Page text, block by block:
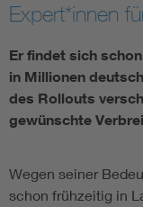
Digitalisierung und
Expert*innen
Er findet sich
in Millionen
des Rollouts
gewünschte
Wegen seiner
schon frühzeitig in